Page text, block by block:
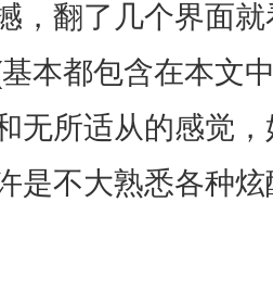
，翻了几个界面
本都包含在本文
无所适从的感觉
是不大熟悉各种